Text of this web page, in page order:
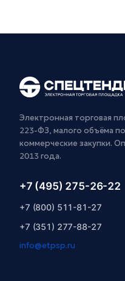
Электронная торговая
223-ФЗ, малого объёма
коммерческие закупки.
2013 года.
+7 (495) 275-26-22
+7 (800) 511-81-27
+7 (351) 277-88-27
info@etpsp.ru